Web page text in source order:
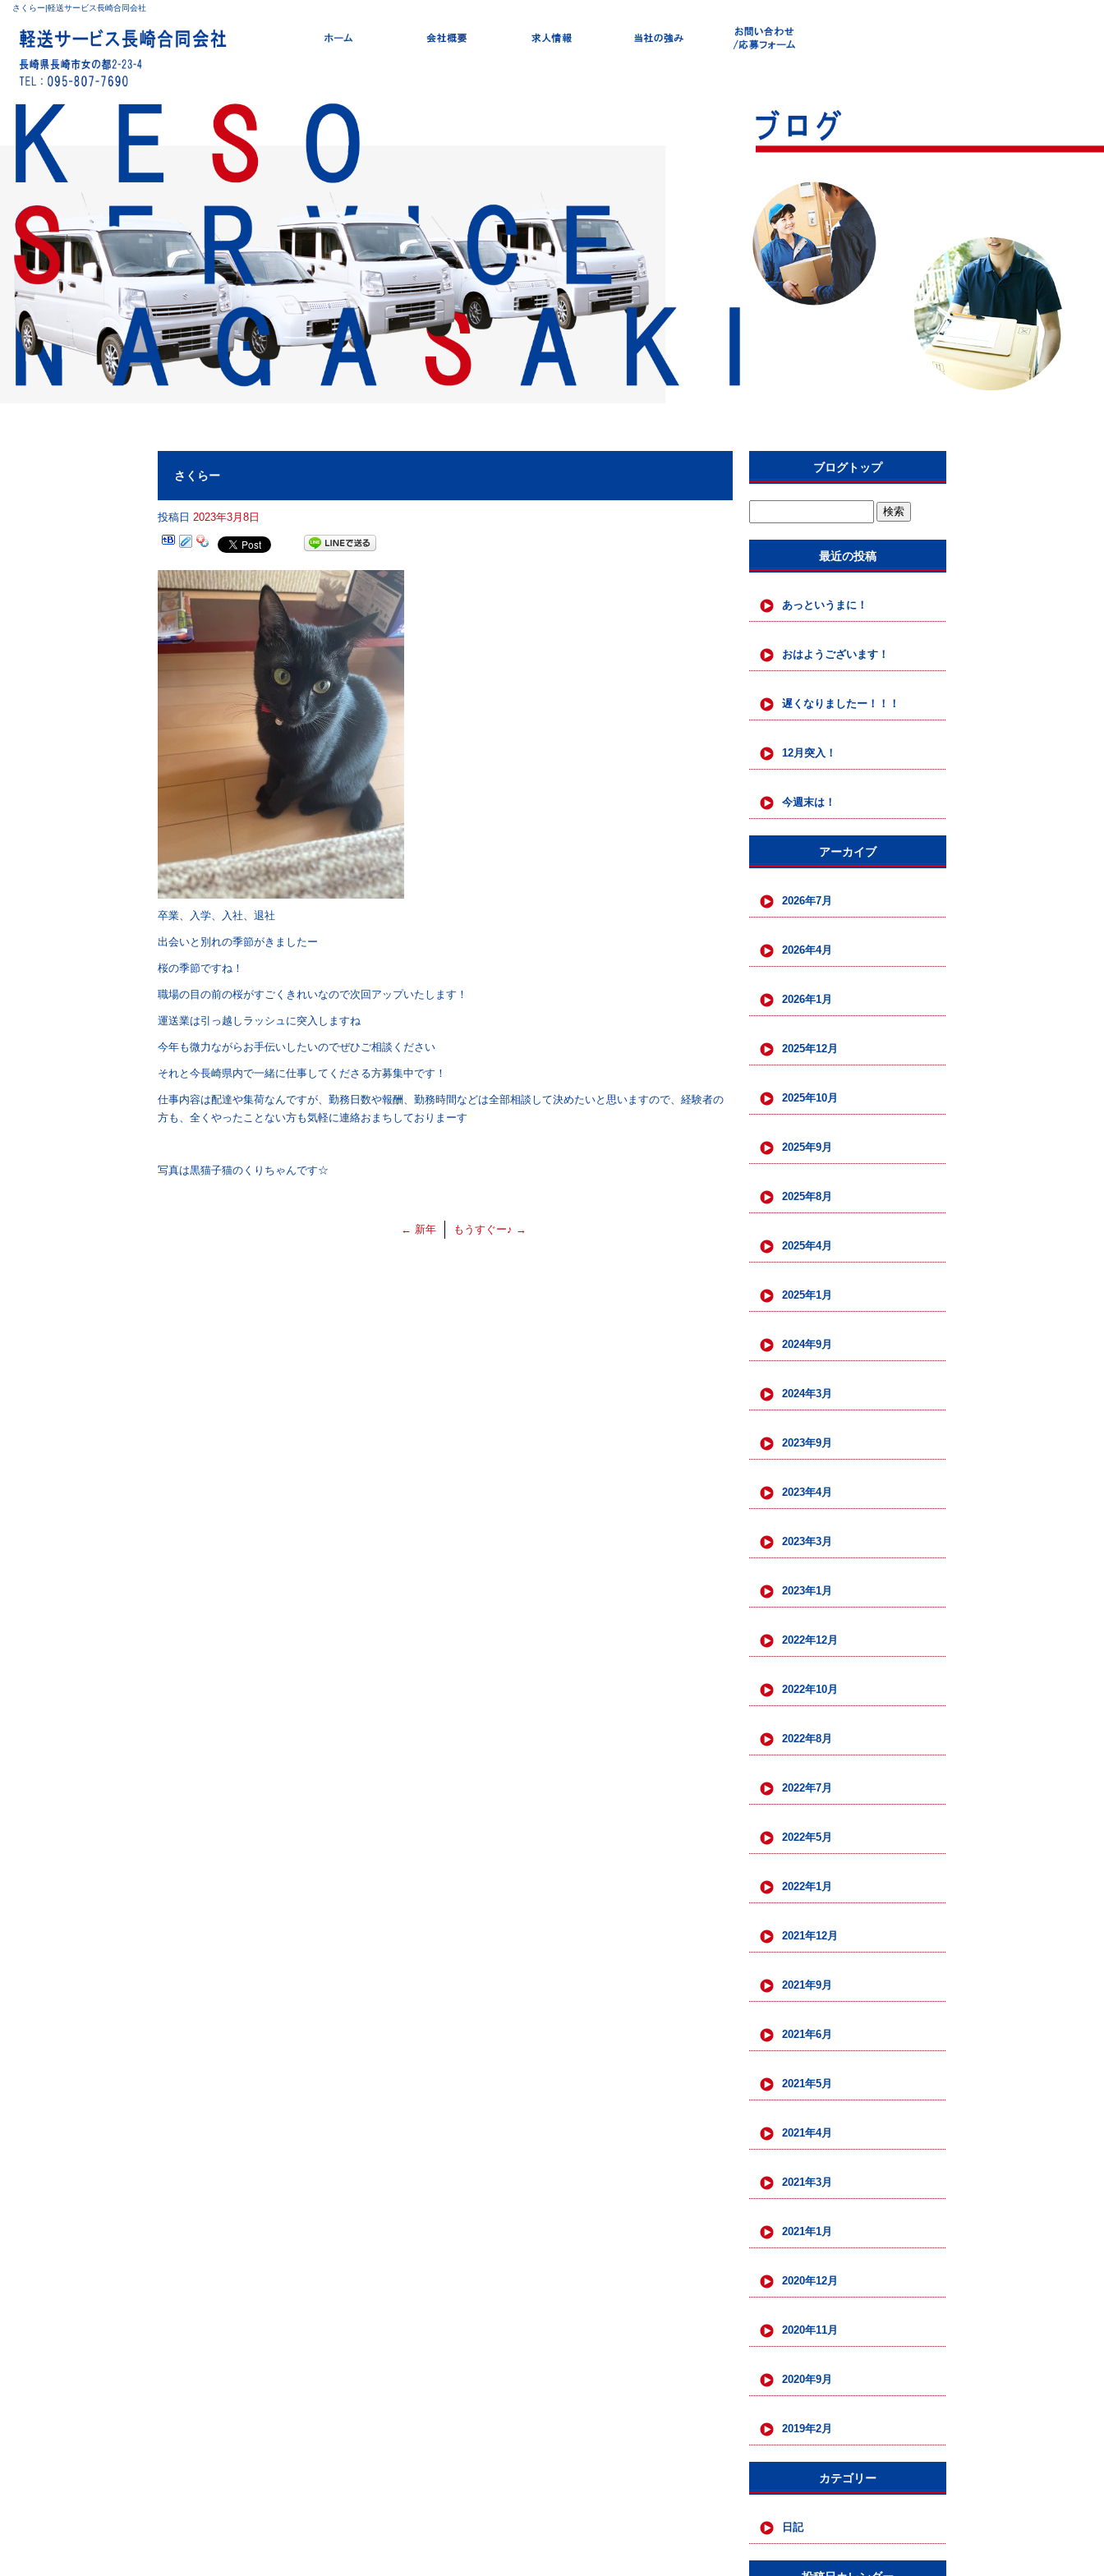
さくらー|軽送サービス長崎合同会社
さくらー
投稿日 2023年3月8日
卒業、入学、入社、退社
出会いと別れの季節がきましたー
桜の季節ですね！
職場の目の前の桜がすごくきれいなので次回アップいたします！
運送業は引っ越しラッシュに突入しますね
今年も微力ながらお手伝いしたいのでぜひご相談ください
それと今長崎県内で一緒に仕事してくださる方募集中です！
仕事内容は配達や集荷なんですが、勤務日数や報酬、勤務時間などは全部相談して決めたいと思いますので、経験者の
方も、全くやったことない方も気軽に連絡おまちしておりまーす
写真は黒猫子猫のくりちゃんです☆
← 新年 もうすぐー♪ →
ブログトップ
最近の投稿
あっというまに！
おはようございます！
遅くなりましたー！！！
12月突入！
今週末は！
アーカイブ
2026年7月
2026年4月
2026年1月
2025年12月
2025年10月
2025年9月
2025年8月
2025年4月
2025年1月
2024年9月
2024年3月
2023年9月
2023年4月
2023年3月
2023年1月
2022年12月
2022年10月
2022年8月
2022年7月
2022年5月
2022年1月
2021年12月
2021年9月
2021年6月
2021年5月
2021年4月
2021年3月
2021年1月
2020年12月
2020年11月
2020年9月
2019年2月
カテゴリー
日記